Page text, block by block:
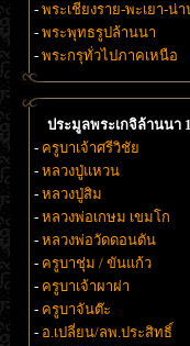
- พระเชียงราย-พะเยา-น่า
- พระพุทธรูปล้านนา
- พระกรุทั่วไปภาคเหนือ
ประมูลพระเกจิล้านนา 1
- ครูบาเจ้าศรีวิชัย
- หลวงปู่แหวน
- หลวงปู่สิม
- หลวงพ่อเกษม เขมโก
- หลวงพ่อวัดดอนตัน
- ครูบาชุ่ม / ขันแก้ว
- ครูบาเจ้าผาผ่า
- ครูบาจันต๊ะ
- อ.เปลี่ยน/ลพ.ประสิทธิ์